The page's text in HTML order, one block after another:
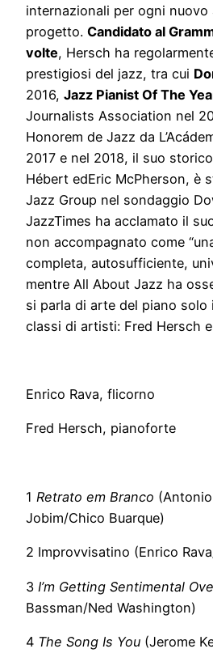
internazionali per ogni nuovo
progetto. Candidato al
volte, Hersch ha
prestigiosi del jazz, tra cui
2016, Jazz Pianist Of The
Journalists Association nel
Honorem de Jazz da
2017 e nel 2018, il suo
Hébert edEric McPherson, è
Jazz Group nel sondaggio
JazzTimes ha acclamato il
non accompagnato come
completa, autosufficiente,
mentre All About Jazz ha
si parla di arte del piano
classi di artisti: Fred Hersch
Enrico Rava, flicorno
Fred Hersch, pianoforte
1 Retrato em Branco
Jobim/Chico Buarque)
2 Improvvisatino (Enrico
3 I’m Getting Sentimental
Bassman/Ned Washington)
4 The Song Is You (Jerome